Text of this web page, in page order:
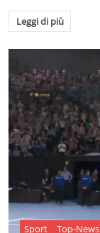
Leggi di più
Sport Top-News